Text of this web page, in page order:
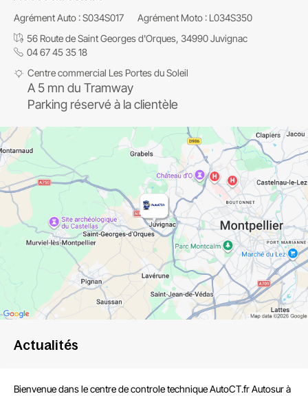
Agrément Auto : S034S017
Agrément Moto : L034S350
56 Route de Saint Georges d'Orques, 34990 Juvignac
04 67 45 35 18
Centre commercial Les Portes du Soleil
A 5 mn du Tramway
Parking réservé à la clientèle
Actualités
Bienvenue dans le centre decontrole technique AutoCT.fr Autosur à